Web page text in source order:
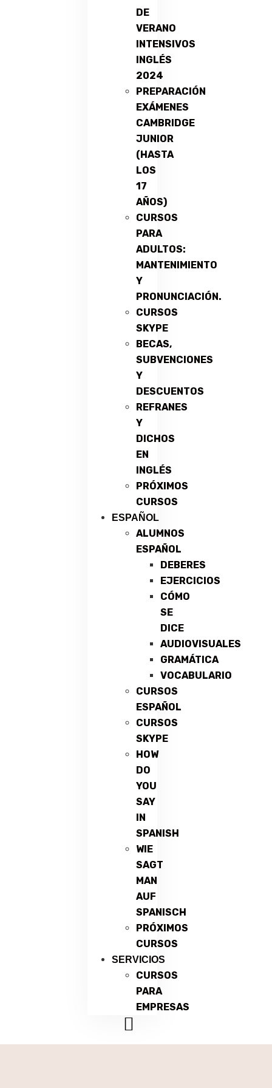
DE
VERANO
INTENSIVOS
INGLÉS
2024
PREPARACIÓN
EXÁMENES
CAMBRIDGE
JUNIOR
(HASTA
LOS
17
AÑOS)
CURSOS
PARA
ADULTOS:
MANTENIMIENTO
Y
PRONUNCIACIÓN.
CURSOS
SKYPE
BECAS,
SUBVENCIONES
Y
DESCUENTOS
REFRANES
Y
DICHOS
EN
INGLÉS
PRÓXIMOS
CURSOS
ESPAÑOL
ALUMNOS
ESPAÑOL
DEBERES
EJERCICIOS
CÓMO
SE
DICE
AUDIOVISUALES
GRAMÁTICA
VOCABULARIO
CURSOS
ESPAÑOL
CURSOS
SKYPE
HOW
DO
YOU
SAY
IN
SPANISH
WIE
SAGT
MAN
AUF
SPANISCH
PRÓXIMOS
CURSOS
SERVICIOS
CURSOS
PARA
EMPRESAS